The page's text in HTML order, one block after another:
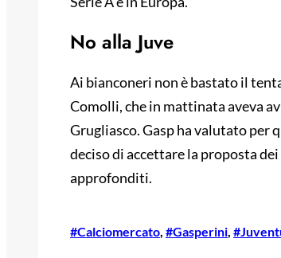
No alla Juve
Ai bianconeri non è bastato il
Comolli, che in mattinata aveva
Grugliasco. Gasp ha valutato per
deciso di accettare la proposta
approfonditi.
#Calciomercato, #Gasperini,